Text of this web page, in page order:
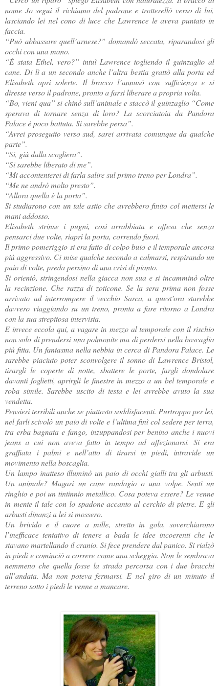
nome Jo seguì il richiamo del padrone e trotterellò verso di lui,
lasciando lei nel cono di luce che Lawrence le aveva puntato in
faccia.
“Può abbassare quell’arnese?” domandò seccata, riparandosi gli
occhi con una mano.
“É stata Ethel, vero?” intuì Lawrence togliendo il guinzaglio al
cane. Di lì a un secondo anche l’altra bestia grattò alla porta ed
Elisabeth aprì solerte. Il bracco l’annusò con sufficienza e si
diresse verso il padrone, pronto a farsi liberare a propria volta.
“Bo, vieni qua” si chinò sull’animale e staccò il guinzaglio “Come
sperava di tornare senza di loro? La scorciatoia da Pandora
Palace è poco battuta. Si sarebbe persa”.
“Avrei proseguito verso sud, sarei arrivata comunque da qualche
parte”.
“Sì, giù dalla scogliera”.
“Si sarebbe liberato di me”.
“Mi accontenterei di farla salire sul primo treno per Londra”.
“Me ne andrò molto presto”.
“Allora quella è la porta”.
Si studiarono con un tale astio che avrebbero finito col mettersi le
mani addosso.
Elisabeth strinse i pugni, così arrabbiata e offesa che senza
pensarci due volte, riaprì la porta, correndo fuori.
Il primo pomeriggio si era fatto di colpo buio e il temporale ancora
più aggressivo. Ci mise qualche secondo a calmarsi, respirando un
paio di volte, preda persino di una crisi di pianto.
Si orientò, stringendosi nella giacca non sua e si incamminò oltre
la recinzione. Che razza di zoticone. Se la sera prima non fosse
arrivato ad interrompere il vecchio Sarca, a quest’ora starebbe
davvero viaggiando su un treno, pronta a fare ritorno a Londra
con la sua strepitosa intervista.
E invece eccola qui, a vagare in mezzo al temporale con il rischio
non solo di prendersi una polmonite ma di perdersi nella boscaglia
più fitta. Un fantasma nella nebbia in cerca di Pandora Palace. Le
sarebbe piaciuto poter sconvolgere il sonno di Lawrence Bristol,
tirargli le coperte di notte, sbattere le porte, fargli dondolare
davanti foglietti, aprirgli le finestre in mezzo a un bel temporale e
roba simile. Sarebbe uscito di testa e lei avrebbe avuto la sua
vendetta.
Pensieri terribili anche se piuttosto soddisfacenti. Purtroppo per lei,
nel farli scivolò un paio di volte e l’ultima finì col sedere per terra,
tra erba bagnata e fango, inzuppandosi per benino anche i nuovi
jeans a cui non aveva fatto in tempo ad affezionarsi. Si era
graffiata i palmi e nell’atto di tirarsi in piedi, intravide un
movimento nella boscaglia.
Un lampo inatteso illuminò un paio di occhi gialli tra gli arbusti.
Un animale? Magari un cane randagio o una volpe. Sentì un
ringhio e poi un tintinnio metallico. Cosa poteva essere? Le venne
in mente il tale con lo spadone accanto al cerchio di pietre. E gli
arbusti dinanzi a lei si mossero.
Un brivido e il cuore a mille, stretto in gola, soverchiarono
l’inefficace tentativo di tenere a bada le idee incoerenti che le
stavano martellando il cranio. Si fece prendere dal panico. Si rialzò
in piedi e cominciò a correre come una scheggia. Non le sembrava
nemmeno che quella fosse la strada percorsa con i due bracchi
all’andata. Ma non poteva fermarsi. E nel giro di un minuto il
terreno sotto i piedi le venne a mancare.